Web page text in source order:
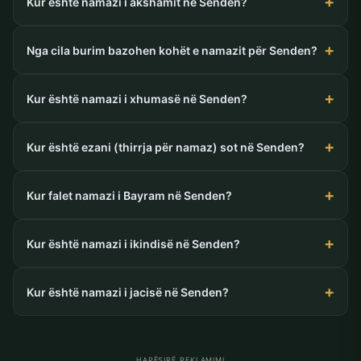
Nga cila burim bazohen kohët e namazit për Senden?
Kur është namazi i xhumasë në Senden?
Kur është ezani (thirrja për namaz) sot në Senden?
Kur falet namazi i Bayram në Senden?
Kur është namazi i ikindisë në Senden?
Kur është namazi i jacisë në Senden?